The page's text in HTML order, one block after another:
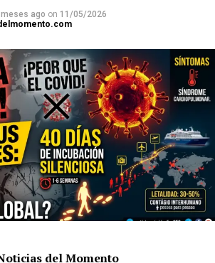
meses ago on 11/05/2026
del Momento